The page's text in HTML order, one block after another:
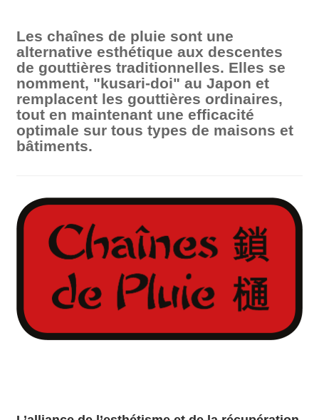
Les chaînes de pluie sont une
alternative esthétique aux descentes
de gouttières traditionnelles. Elles se
nomment, "kusari-doi" au Japon et
remplacent les gouttières ordinaires,
tout en maintenant une efficacité
optimale sur tous types de maisons et
bâtiments.